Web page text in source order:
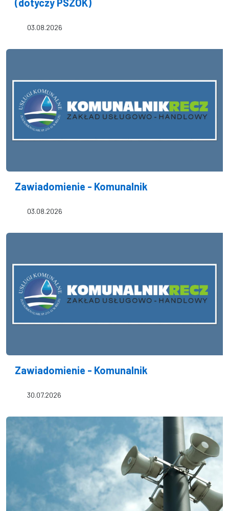
(dotyczy PSZOK)
03.08.2026
Zawiadomienie - Komunalnik
03.08.2026
Zawiadomienie - Komunalnik
30.07.2026